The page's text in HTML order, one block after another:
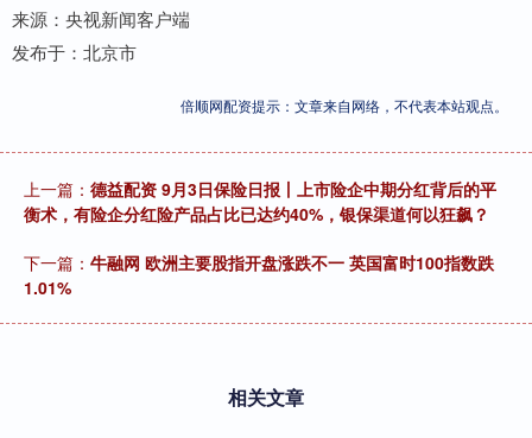
来源：央视新闻客户端
发布于：北京市
倍顺网配资提示：文章来自网络，不代表本站观点。
上一篇： 德益配资 9月3日保险日报丨上市险企中期分红背后的平
衡术，有险企分红险产品占比已达约40%，银保渠道何以狂飙？
下一篇： 牛融网 欧洲主要股指开盘涨跌不一 英国富时100指数跌
1.01%
相关文章